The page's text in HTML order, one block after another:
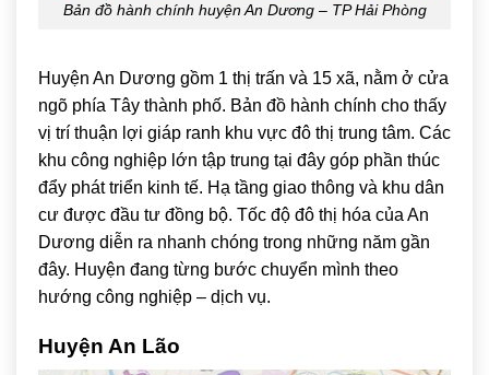
Bản đồ hành chính huyện An Dương – TP Hải Phòng
Huyện An Dương gồm 1 thị trấn và 15 xã, nằm ở cửa
ngõ phía Tây thành phố. Bản đồ hành chính cho thấy
vị trí thuận lợi giáp ranh khu vực đô thị trung tâm. Các
khu công nghiệp lớn tập trung tại đây góp phần thúc
đẩy phát triển kinh tế. Hạ tầng giao thông và khu dân
cư được đầu tư đồng bộ. Tốc độ đô thị hóa của An
Dương diễn ra nhanh chóng trong những năm gần
đây. Huyện đang từng bước chuyển mình theo
hướng công nghiệp – dịch vụ.
Huyện An Lão